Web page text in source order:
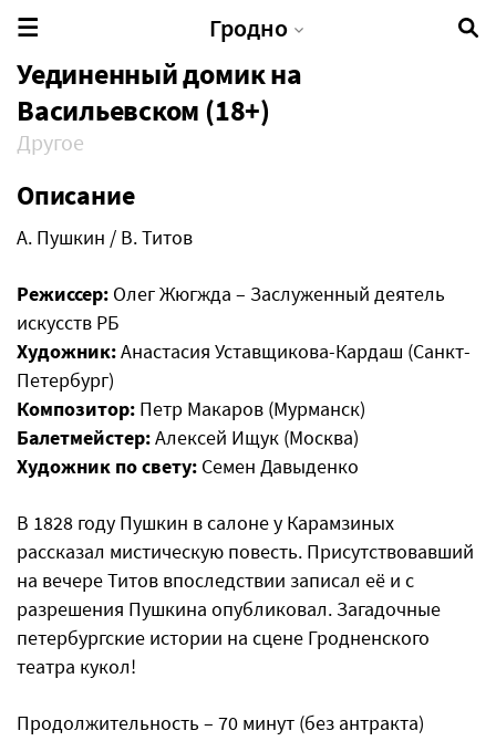
Гродно
Уединенный домик на
Васильевском (18+)
Другое
Описание
А. Пушкин / В. Титов
Режиссер: Олег Жюгжда – Заслуженный деятель
искусств РБ
Художник:Анастасия Уставщикова-Кардаш (Санкт-
Петербург)
Композитор: Петр Макаров (Мурманск)
Балетмейстер:Алексей Ищук (Москва)
Художник по свету: Семен Давыденко
В 1828 году Пушкин в салоне у Карамзиных
рассказал мистическую повесть. Присутствовавший
на вечере Титов впоследствии записал её и с
разрешения Пушкина опубликовал. Загадочные
петербургские истории на сцене Гродненского
театра кукол!
Продолжительность – 70 минут (без антракта)